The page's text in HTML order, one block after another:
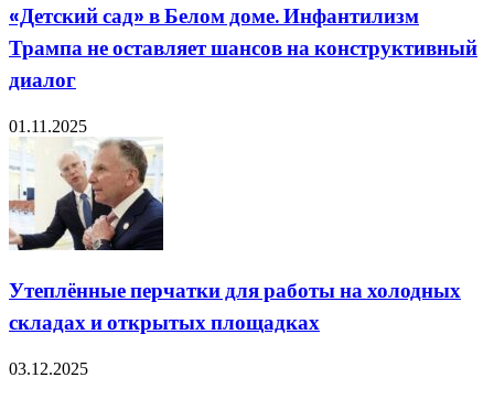
«Детский сад» в Белом доме. Инфантилизм
Трампа не оставляет шансов на конструктивный
диалог
01.11.2025
Утеплённые перчатки для работы на холодных
складах и открытых площадках
03.12.2025